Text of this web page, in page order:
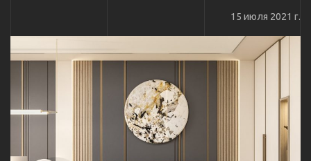
15 июля 2021 г.